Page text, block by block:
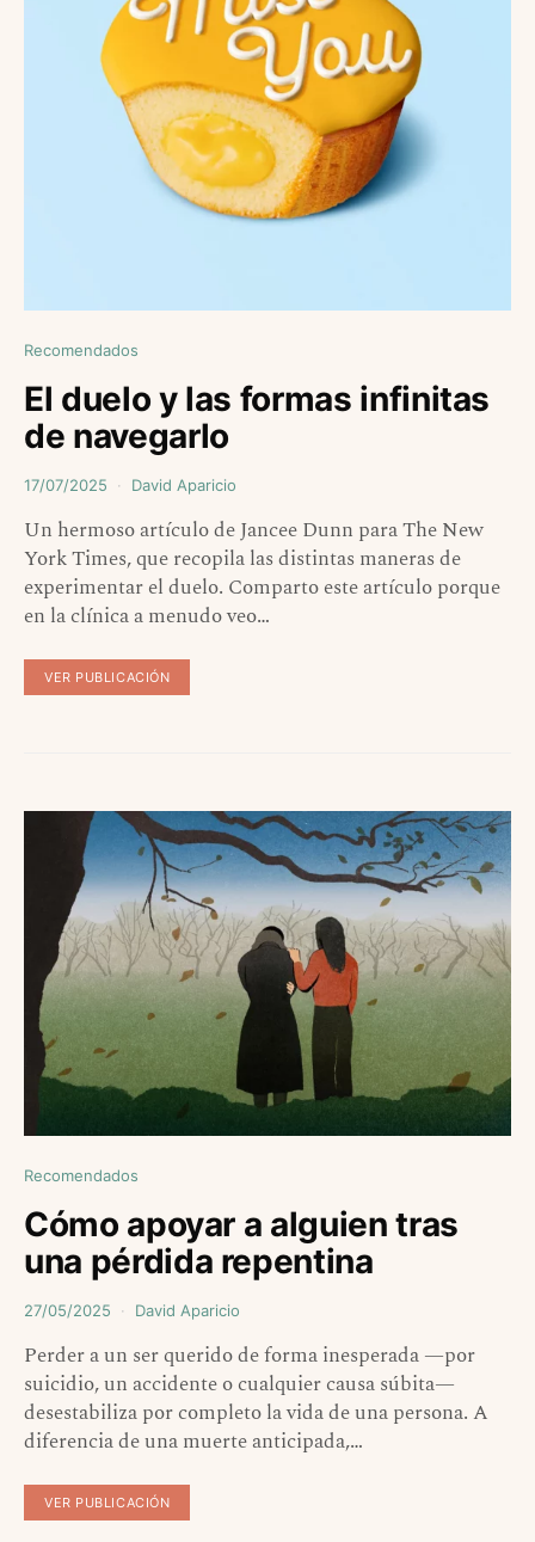
Recomendados
El duelo y las formas infinitas
de navegarlo
17/07/2025 David Aparicio
Un hermoso artículo de Jancee Dunn para The New
York Times, que recopila las distintas maneras de
experimentar el duelo. Comparto este artículo porque
en la clínica a menudo veo…
VER PUBLICACIÓN
Recomendados
Cómo apoyar a alguien tras
una pérdida repentina
27/05/2025 David Aparicio
Perder a un ser querido de forma inesperada —por
suicidio, un accidente o cualquier causa súbita—
desestabiliza por completo la vida de una persona. A
diferencia de una muerte anticipada,…
VER PUBLICACIÓN